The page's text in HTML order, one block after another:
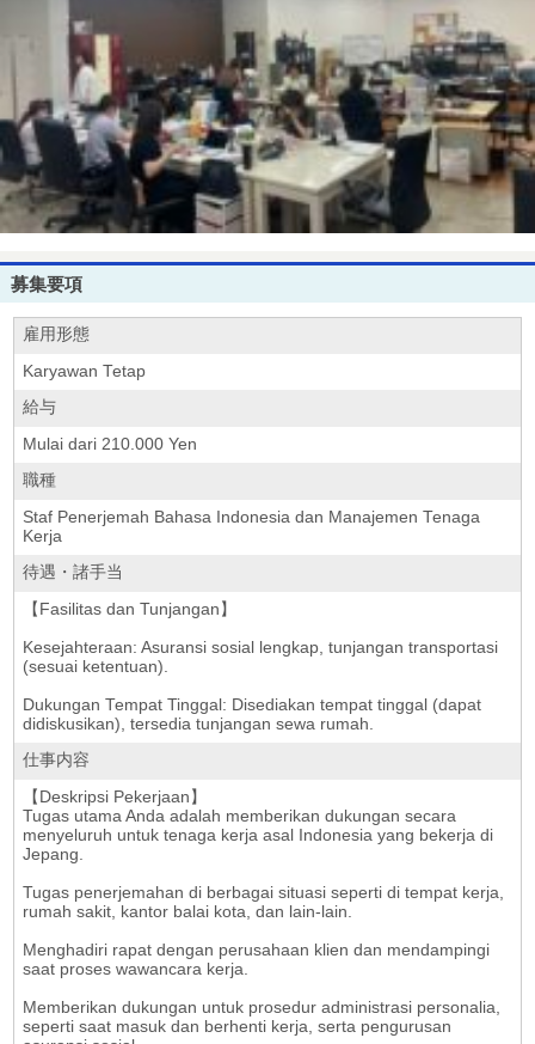
募集要項
雇用形態
Karyawan Tetap
給与
Mulai dari 210.000 Yen
職種
Staf Penerjemah Bahasa Indonesia dan Manajemen Tenaga
Kerja
待遇・諸手当
【Fasilitas dan Tunjangan】
Kesejahteraan: Asuransi sosial lengkap, tunjangan transportasi
(sesuai ketentuan).
Dukungan Tempat Tinggal: Disediakan tempat tinggal (dapat
didiskusikan), tersedia tunjangan sewa rumah.
仕事内容
【Deskripsi Pekerjaan】
Tugas utama Anda adalah memberikan dukungan secara
menyeluruh untuk tenaga kerja asal Indonesia yang bekerja di
Jepang.
Tugas penerjemahan di berbagai situasi seperti di tempat kerja,
rumah sakit, kantor balai kota, dan lain-lain.
Menghadiri rapat dengan perusahaan klien dan mendampingi
saat proses wawancara kerja.
Memberikan dukungan untuk prosedur administrasi personalia,
seperti saat masuk dan berhenti kerja, serta pengurusan